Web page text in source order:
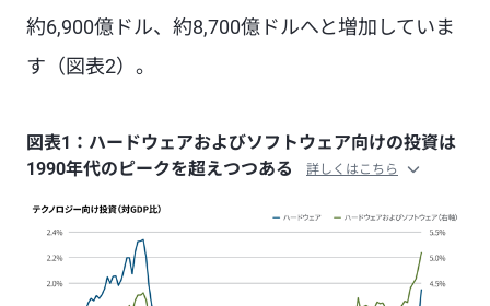
約6,900億ドル、約8,700億ドルへと増加していま
す（図表2）。
図表1：ハードウェアおよびソフトウェア向けの投資は
1990年代のピークを超えつつある
詳しくはこちら